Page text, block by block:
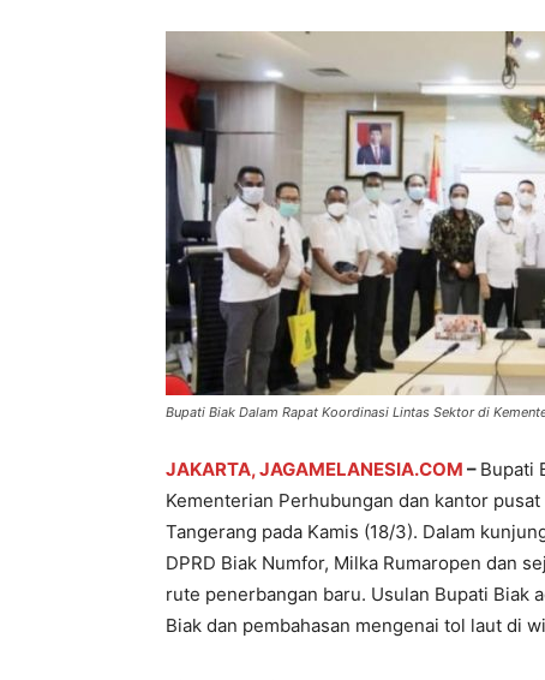
Bupati Biak Dalam Rapat Koordinasi Lintas Sektor di
JAKARTA, JAGAMELANESIA.COM – Bupati
Kementerian Perhubungan dan kantor
Tangerang pada Kamis (18/3). Dalam
DPRD Biak Numfor, Milka Rumaropen dan
rute penerbangan baru. Usulan Bupati Biak
Biak dan pembahasan mengenai tol laut di